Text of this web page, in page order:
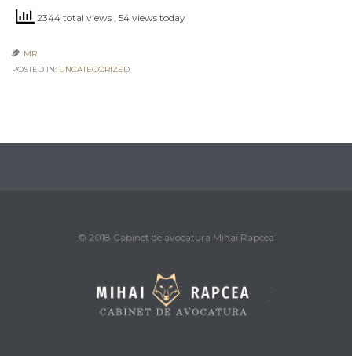
2344 total views , 54 views today
 MR
POSTED IN: UNCATEGORIZED
© 2018 Cabinet de avocatura Mihai Rapcea